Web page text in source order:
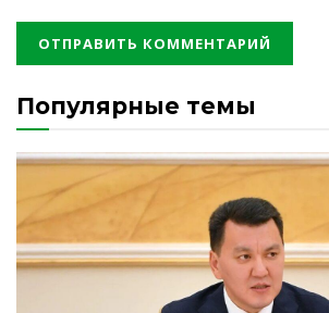
Популярные темы